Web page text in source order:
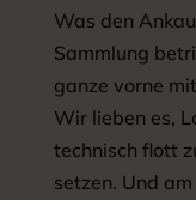
Was den
Sammlung
ganze vorne
Wir lieben es,
technisch flott
setzen. Und